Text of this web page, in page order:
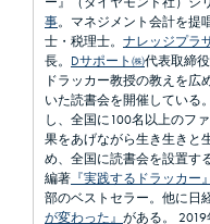
事。マネジメント会計を提
士・税理士。 ナレッジプラ
長。 Dサポート㈱代表取締役
ドラッカー教授の教えを広
いた読書会を開催している
し、全国に100名以上のフ
果をあげながら生き生きと
め、全国に読書会を設置す
編著 『実践するドラッカー』
部のベストセラー。他に日
が変わった』 がある。 2019